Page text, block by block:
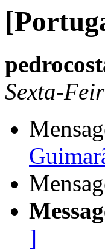
Sexta-
]